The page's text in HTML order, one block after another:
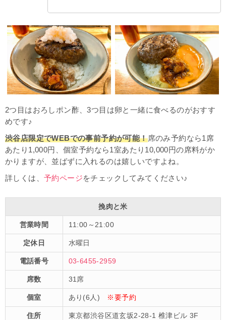
2つ目はおろしポン酢、3つ目は卵と一緒に食べるのがおすす
めです♪
渋谷店限定でWEBでの事前予約が可能！席のみ予約なら1席
あたり1,000円、個室予約なら1室あたり10,000円の席料がか
かりますが、並ばずに入れるのは嬉しいですよね。
詳しくは、 予約ページをチェックしてみてください♪
挽肉と米
営業時間 11:00～21:00
定休日 水曜日
電話番号 03-6455-2959
席数 31席
個室 あり(6人) ※要予約
住所 東京都渋谷区道玄坂2-28-1 椎津ビル 3F